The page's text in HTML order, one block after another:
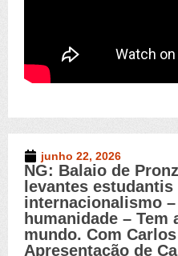
junho 22, 2026
NG: Balaio de
levantes
internacionalismo
humanidade – Tem
mundo. Com
Apresentação de